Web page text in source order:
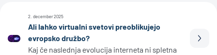
2. december 2025
Ali lahko virtualni svetovi preoblikujejo
evropsko družbo?
Kaj če naslednja evolucija interneta ni spletna